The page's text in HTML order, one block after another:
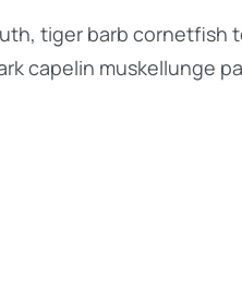
tiger barb
capelin muskellunge